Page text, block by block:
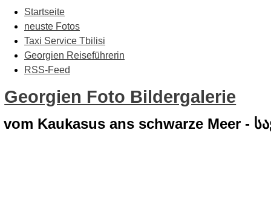
Startseite
neuste Fotos
Taxi Service Tbilisi
Georgien Reiseführerin
RSS-Feed
Georgien Foto Bildergalerie
vom Kaukasus ans schwarze Meer -